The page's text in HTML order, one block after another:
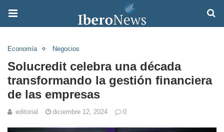
Economía Negocios
Solucredit celebra una década
transformando la gestión financiera
de las empresas
editorial diciembre 12, 2024 0